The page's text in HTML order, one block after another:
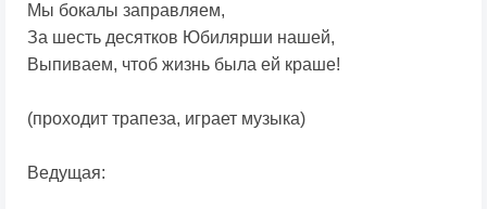
Мы бокалы заправляем,
За шесть десятков Юбилярши нашей,
Выпиваем, чтоб жизнь была ей краше!
(проходит трапеза, играет музыка)
Ведущая: